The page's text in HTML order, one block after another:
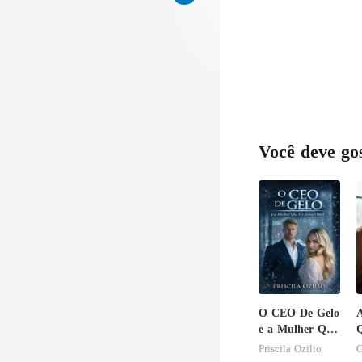
Você deve
O CEO De Gelo
e a Mulher Que
Ele Jurou
Priscila Ozilio